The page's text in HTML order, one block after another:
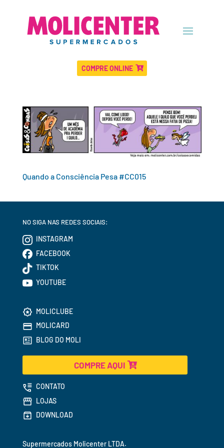
COMPRE ONLINE
Quando a Consciência Pesa #CC015
NO SIGA NAS REDES SOCIAIS:
INSTAGRAM
FACEBOOK
TIKTOK
YOUTUBE
MOLICLUBE
MOLICARD
BLOG DO MOLI
COMPRE AQUI
CONTATO
LOJAS
DOWNLOAD
Supermercados Molicenter LTDA.